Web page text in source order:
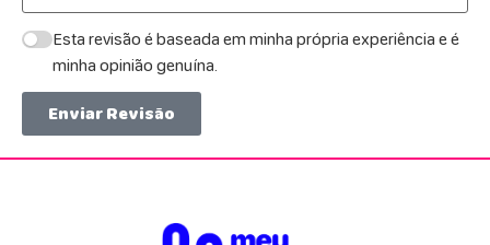
Esta revisão é baseada em minha própria experiência e é
minha opinião genuína.
Enviar Revisão